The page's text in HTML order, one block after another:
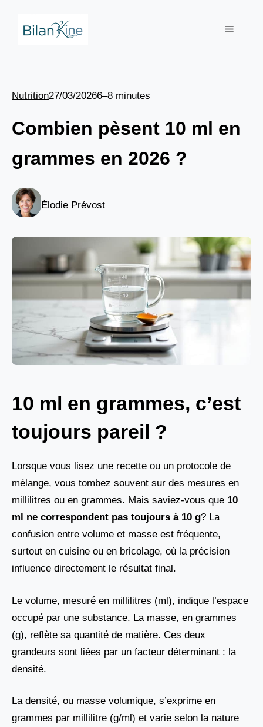
Menu
Nutrition27/03/20266–8 minutes
Combien pèsent 10 ml en
grammes en 2026 ?
Élodie Prévost
10 ml en grammes, c’est
toujours pareil ?
Lorsque vous lisez une recette ou un protocole de
mélange, vous tombez souvent sur des mesures en
millilitres ou en grammes. Mais saviez-vous que 10
ml ne correspondent pas toujours à 10 g? La
confusion entre volume et masse est fréquente,
surtout en cuisine ou en bricolage, où la précision
influence directement le résultat final.
Le volume, mesuré en millilitres (ml), indique l’espace
occupé par une substance. La masse, en grammes
(g), reflète sa quantité de matière. Ces deux
grandeurs sont liées par un facteur déterminant : la
densité.
La densité, ou masse volumique, s’exprime en
grammes par millilitre (g/ml) et varie selon la nature